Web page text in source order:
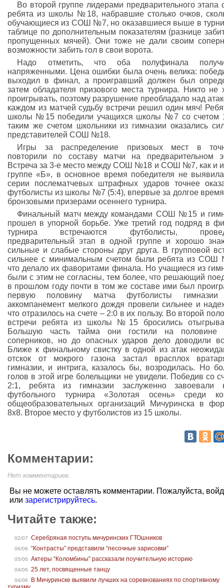
Во второй группе лидерами предварительного этапа
ребята из школы №18, набравшие столько очков,
обучающиеся из СОШ №7, но оказавшиеся выше в
таблице по дополнительным показателям (разнице
пропущенных мячей). Они тоже не дали своим
возможности забить гол в свои ворота.
Надо отметить, что оба полуфинала
напряженными. Цена ошибки была очень велика:
выходил в финал, а проигравший должен был
затем обладателя призового места турнира. Никто не
проигрывать, поэтому разрушение преобладало над
каждом из матчей судьбу встречи решил один мяч!
школы №15 победили учащихся школы №7 со счетом
таким же счетом школьники из гимназии оказались
представителей СОШ №18.
Игры за распределение призовых мест в
повторили по составу матчи на предварительном
Встреча за 3-е место между СОШ №18 и СОШ №7, как и
группе «Б», в основное время победителя не
серии послематчевых штрафных ударов точнее
футболисты из школы №7 (5:4), впервые за долгое время
бронзовыми призерами осеннего турнира.
Финальный матч между командами СОШ №15 и
прошел в упорной борьбе. Уже третий год подряд в
турнира встречаются футболисты,
предварительный этап в одной группе и хорошо
сильные и слабые стороны друг друга. В групповой
сильнее с минимальным счетом были ребята из
что делало их фаворитами финала. Но учащиеся из
были с этим не согласны, тем более, что решающий
в прошлом году почти в том же составе ими был
первую половину матча футболисты
аккомпанемент мелкого дождя провели сильнее и
что отразилось на счете – 2:0 в их пользу. Во второй
встречи ребята из школы №15 бросились
Большую часть тайма они гостили на половине
соперников, но до опасных ударов дело доводили
Ближе к финальному свистку в одной из атак
отскок от мокрого газона застал врасплох
гимназии, и интрига, казалось бы, возродилась. Но
голов в этой игре болельщики не увидели. Победив со
2:1, ребята из гимназии заслуженно завоевали
футбольного турнира «Золотая осень» среди
общеобразовательных организаций Мичуринска в
8x8. Второе место у футболистов из 15 школы.
Комментарии:
Нет комментариев.
Вы не можете оставлять комментарии. Пожалуйста,
или зарегистрируйтесь.
Читайте также:
02/07 Серебряная поступь мичуринских ГТОшников
06/06 “Контрасты” представили “песочные зарисовки”
05/06 Актеры “Коломбины” рассказали поучительную историю
04/06 25 лет, посвященные танцу
04/06
В Мичуринске выявили лучших на соревнованиях по спортивному